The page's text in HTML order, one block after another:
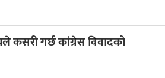
कसरी गर्छ कांग्रेस विवादको